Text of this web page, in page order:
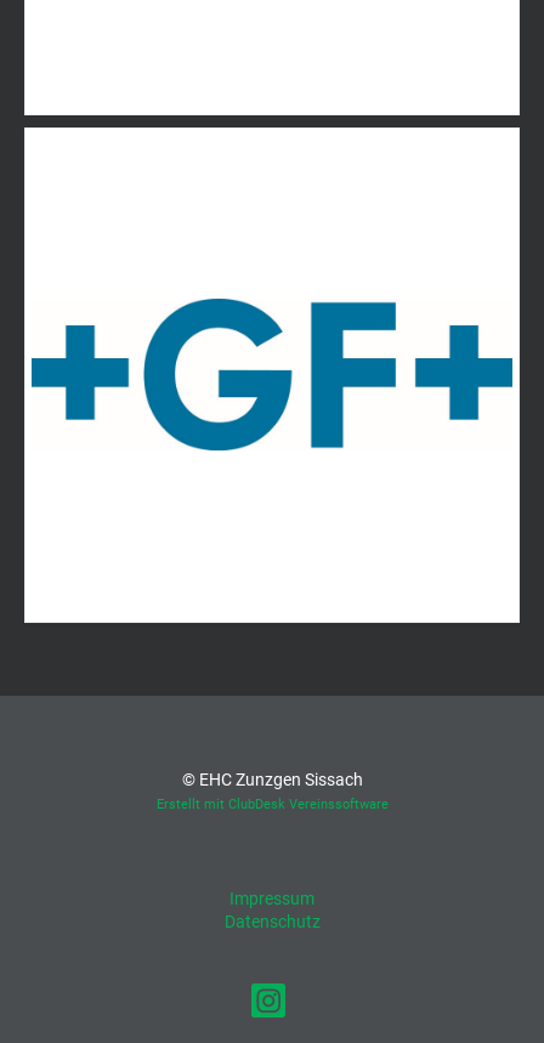
© EHC Zunzgen Sissach
Erstellt mit ClubDesk Vereinssoftware
Impressum
Datenschutz